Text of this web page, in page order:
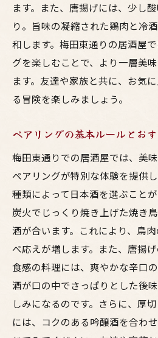
ます。また、唐揚げには、少し
り。旨味の凝縮された鶏肉と冷
和します。梅田東通りの居酒屋
グを楽しむことで、より一層美
ます。友達や家族と共に、お気
る冒険を楽しみましょう。
ペアリングの基本ルールとお
梅田東通りでの居酒屋では、美
ペアリングが特別な体験を提供
種類によって日本酒を選ぶことが
炭火でじっくり焼き上げた焼き
酒が合います。これにより、鳥
べ応えが増します。また、唐揚
食感の料理には、爽やかな辛口
酒が口の中でさっぱりとした後
しみになるのです。さらに、厚
には、コクのある吟醸酒を合わ